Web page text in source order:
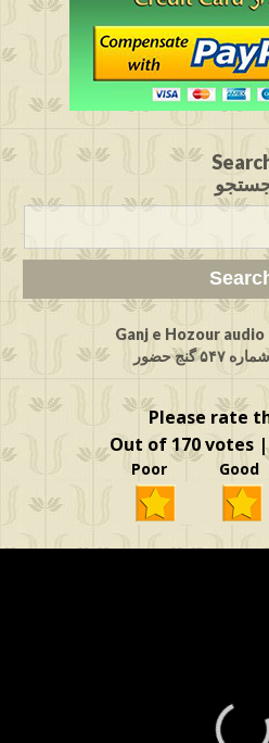
Ganj e Hozour
گنج حضور
Please rate
Out of 170 votes |
Poor